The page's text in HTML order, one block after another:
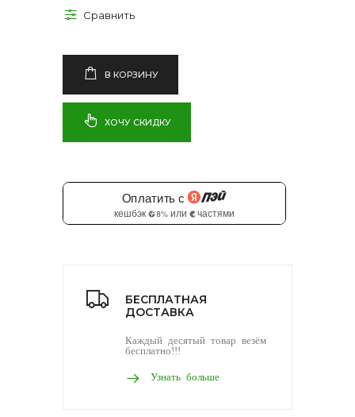
В КОРЗИНУ
ХОЧУ СКИДКУ
БЕСПЛАТНАЯ
ДОСТАВКА
Каждый десятый товар везём
бесплатно!!!
Узнать больше